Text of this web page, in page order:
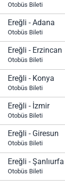
Otobüs Bileti
Ereğli - Adana
Otobüs Bileti
Ereğli - Erzincan
Otobüs Bileti
Ereğli - Konya
Otobüs Bileti
Ereğli - İzmir
Otobüs Bileti
Ereğli - Giresun
Otobüs Bileti
Ereğli - Şanlıurfa
Otobüs Bileti